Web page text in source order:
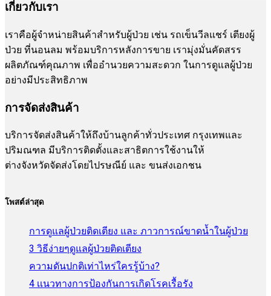
เกี่ยวกับเรา
เราคือผู้จำหน่ายสินค้าสำหรับผู้ป่วย เช่น รถเข็นวีลแชร์ เตียงผู้
ป่วย ที่นอนลม พร้อมบริการหลังการขาย เรามุ่งมั่นคัดสรร
ผลิตภัณฑ์คุณภาพ เพื่ออำนวยความสะดวก ในการดูแลผู้ป่วย
อย่างมีประสิทธิภาพ
การจัดส่งสินค้า
บริการจัดส่งสินค้าให้ถึงบ้านลูกค้าทั่วประเทศ กรุงเทพและ
ปริมณฑล มีบริการติดตั้งและสาธิตการใช้งานให้
ต่างจังหวัดจัดส่งโดยไปรษณีย์ และ ขนส่งเอกชน
โพสต์ล่าสุด
การดูแลผู้ป่วยติดเตียง และ ภาวการณ์ขาดน้ำในผู้ป่วย
3 วิธีง่ายๆดูแลผู้ป่วยติดเตียง
ความดันปกติเท่าไหร่ใครรู้บ้าง?
4 เเนวทางการป้องกันการเกิดโรคเรื้อรัง